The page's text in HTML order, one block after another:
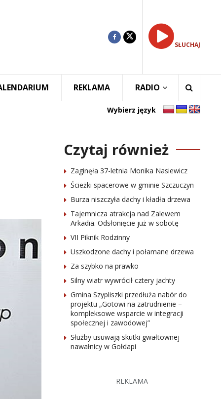
SŁUCHAJ
REKLAMA RADIO
Wybierz język
Czytaj również
Zaginęła 37-letnia Monika Nasiewicz
Ścieżki spacerowe w gminie Szczuczyn
Burza niszczyła dachy i kładła drzewa
Tajemnicza atrakcja nad Zalewem
Arkadia. Odsłonięcie już w sobotę
VII Piknik Rodzinny
Uszkodzone dachy i połamane drzewa
Za szybko na prawko
Silny wiatr wywrócił cztery jachty
Gmina Szypliszki przedłuża nabór do
projektu „Gotowi na zatrudnienie –
kompleksowe wsparcie w integracji
społecznej i zawodowej”
Służby usuwają skutki gwałtownej
nawałnicy w Gołdapi
REKLAMA